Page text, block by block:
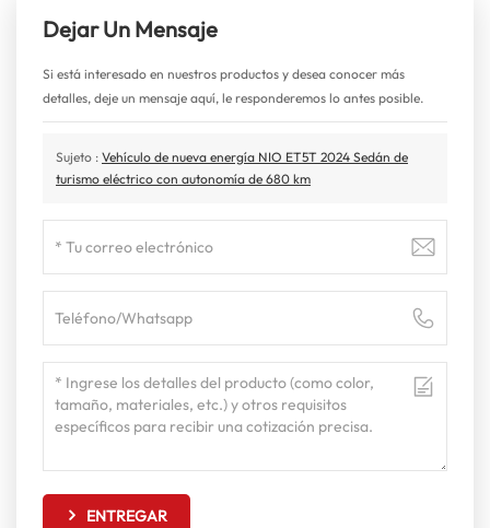
Dejar Un Mensaje
Si está interesado en nuestros productos y desea conocer más
detalles, deje un mensaje aquí, le responderemos lo antes posible.
Sujeto : Vehículo de nueva energía NIO ET5T 2024 Sedán de
turismo eléctrico con autonomía de 680 km
ENTREGAR